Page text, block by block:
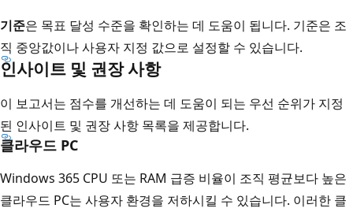
기준은 목표 달성 수준을 확인하는 데 도움이 됩니다. 기준은 조
직 중앙값이나 사용자 지정 값으로 설정할 수 있습니다.
인사이트 및 권장 사항
이 보고서는 점수를 개선하는 데 도움이 되는 우선 순위가 지정
된 인사이트 및 권장 사항 목록을 제공합니다.
클라우드 PC
Windows 365 CPU 또는 RAM 급증 비율이 조직 평균보다 높은
클라우드 PC는 사용자 환경을 저하시킬 수 있습니다. 이러한 클